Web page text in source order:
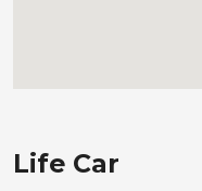
Life Car